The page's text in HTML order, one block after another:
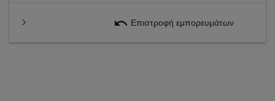
undo Επιστροφή εμπορευμάτων